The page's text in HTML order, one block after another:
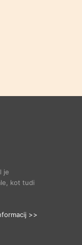
je
kot tudi
>>